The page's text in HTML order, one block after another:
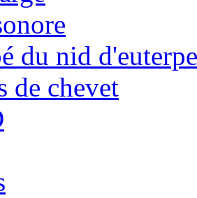
du nid d'euterpe
de chevet